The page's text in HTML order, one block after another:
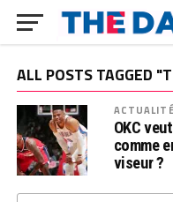
ALL POSTS TAGGED
OKC
comme
viseur ?